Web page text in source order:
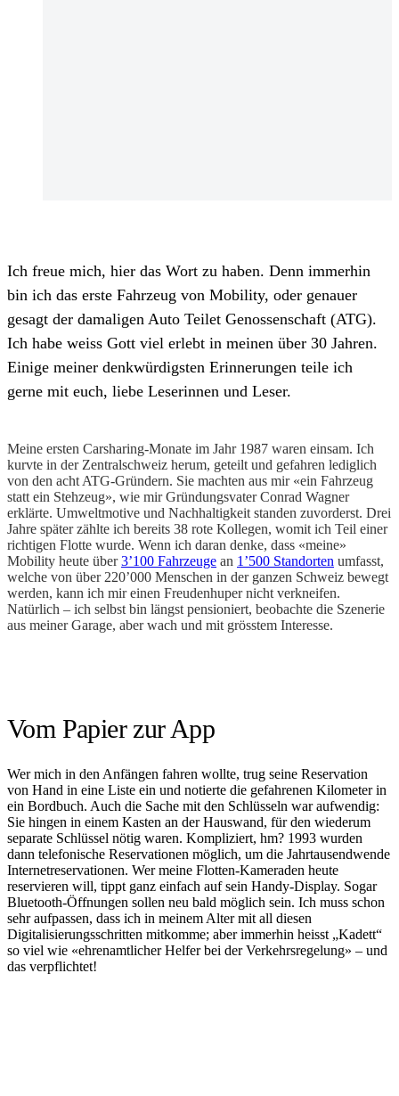
Ich freue mich, hier das Wort zu haben. Denn immerhin
bin ich das erste Fahrzeug von Mobility, oder genauer
gesagt der damaligen Auto Teilet Genossenschaft (ATG).
Ich habe weiss Gott viel erlebt in meinen über 30 Jahren.
Einige meiner denkwürdigsten Erinnerungen teile ich
gerne mit euch, liebe Leserinnen und Leser.
Meine ersten Carsharing-Monate im Jahr 1987 waren einsam. Ich
kurvte in der Zentralschweiz herum, geteilt und gefahren lediglich
von den acht ATG-Gründern. Sie machten aus mir «ein Fahrzeug
statt ein Stehzeug», wie mir Gründungsvater Conrad Wagner
erklärte. Umweltmotive und Nachhaltigkeit standen zuvorderst. Drei
Jahre später zählte ich bereits 38 rote Kollegen, womit ich Teil einer
richtigen Flotte wurde. Wenn ich daran denke, dass «meine»
Mobility heute über3ʼ100 Fahrzeuge an 1ʼ500 Standorten umfasst,
welche von über 220ʼ000 Menschen in der ganzen Schweiz bewegt
werden, kann ich mir einen Freudenhuper nicht verkneifen.
Natürlich – ich selbst bin längst pensioniert, beobachte die Szenerie
aus meiner Garage, aber wach und mit grösstem Interesse.
Vom Papier zur App
Wer mich in den Anfängen fahren wollte, trug seine Reservation
von Hand in eine Liste ein und notierte die gefahrenen Kilometer in
ein Bordbuch. Auch die Sache mit den Schlüsseln war aufwendig:
Sie hingen in einem Kasten an der Hauswand, für den wiederum
separate Schlüssel nötig waren. Kompliziert, hm? 1993 wurden
dann telefonische Reservationen möglich, um die Jahrtausendwende
Internetreservationen. Wer meine Flotten-Kameraden heute
reservieren will, tippt ganz einfach auf sein Handy-Display. Sogar
Bluetooth-Öffnungen sollen neu bald möglich sein. Ich muss schon
sehr aufpassen, dass ich in meinem Alter mit all diesen
Digitalisierungsschritten mitkomme; aber immerhin heisst „Kadett“
so viel wie «ehrenamtlicher Helfer bei der Verkehrsregelung» – und
das verpflichtet!